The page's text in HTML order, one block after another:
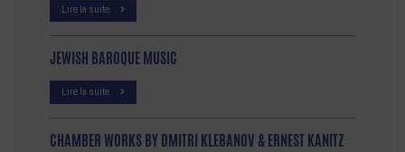
Lire la suite
JEWISH BAROQUE MUSIC
Lire la suite
CHAMBER WORKS BY DMITRI KLEBANOV & ERNEST KANITZ